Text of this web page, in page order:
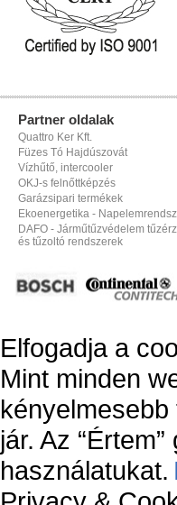
Partner oldalak
Quattro Ker Kft.
Füzes Tó Hajdúszovát
Vízhűtő, intercooler
OKJ-s felnőttképzés
Garázsipari termékek
Ekoenergetika -
DAFO - Járműtűzvédelem
és tűzoltó rendszerek
Elfogadja a
Mint minden
jár. Az
használatukat.